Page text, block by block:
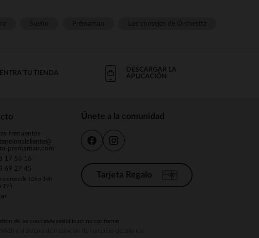
TU TIENDA
DESCARGAR LA
APLICACIÓN
frecuentes
premaman.com
17 53 16
69 27 45
viernes de 10h a 14h
19h
Únete a la comunidad
Tarjeta Regalo
de las cookiesAccesibilidad: no conforme